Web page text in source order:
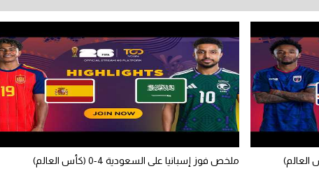
ملخص فوز إسبانيا على السعودية 4-0 (كأس العالم)